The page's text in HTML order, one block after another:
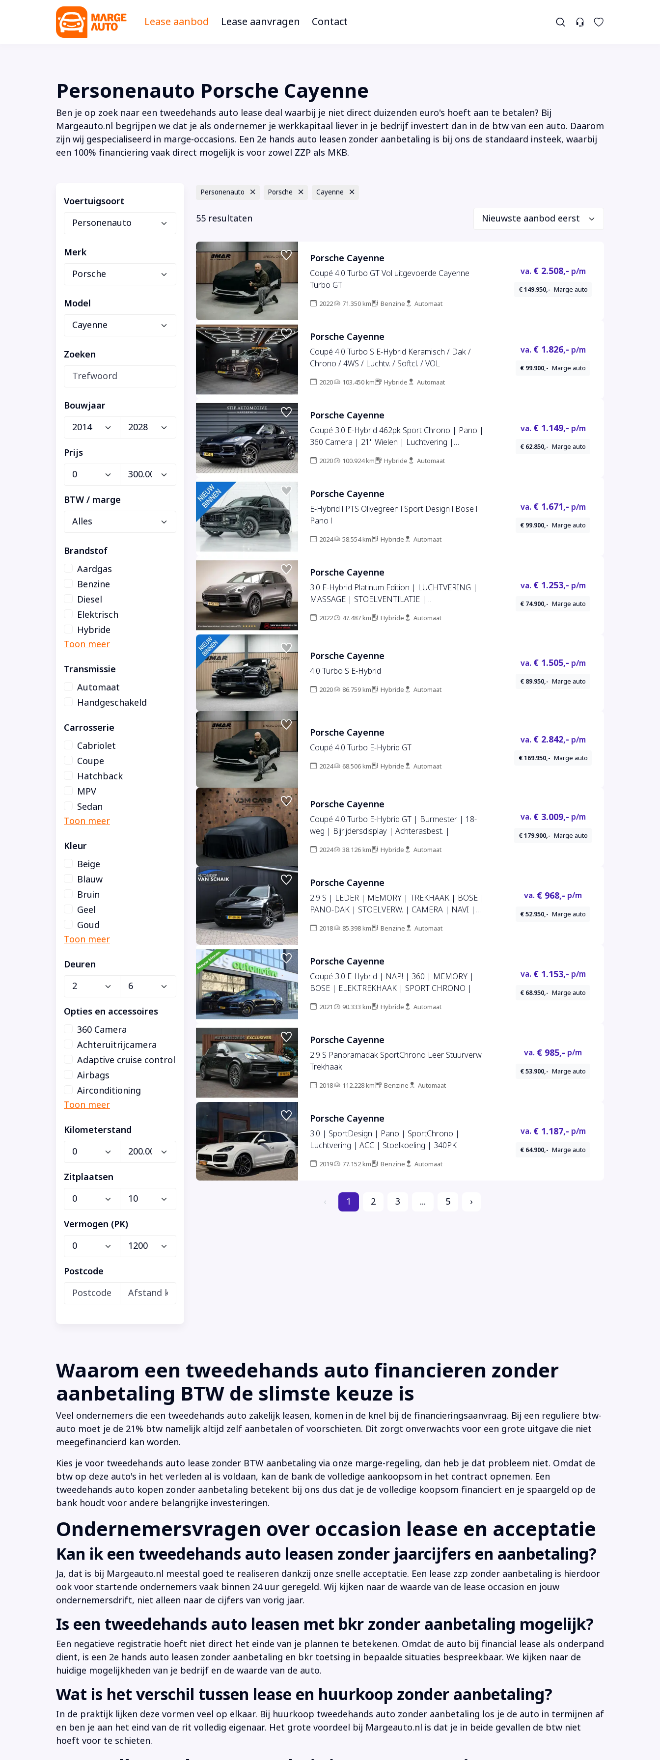
Lease aanbod Lease aanvragen Contact
Personenauto Porsche Cayenne
Ben je op zoek naar een tweedehands auto lease deal waarbij je niet direct duizenden euro's hoeft aan te betalen? Bij
Margeauto.nl begrijpen we dat je als ondernemer je werkkapitaal liever in je bedrijf investert dan in de btw van een auto. Daarom
zijn wij gespecialiseerd in marge-occasions. Een 2e hands auto leasen zonder aanbetaling is bij ons de standaard insteek, waarbij
een 100% financiering vaak direct mogelijk is voor zowel ZZP als MKB.
Voertuigsoort
Merk
Model
Zoeken
Bouwjaar
Prijs
BTW / marge
Brandstof
Aardgas
Benzine
Diesel
Elektrisch
Hybride
Transmissie
Automaat
Handgeschakeld
Carrosserie
Cabriolet
Coupe
Hatchback
MPV
Sedan
Kleur
Beige
Blauw
Bruin
Geel
Goud
Deuren
Opties en accessoires
360 Camera
Achteruitrijcamera
Adaptive cruise control
Airbags
Airconditioning
Kilometerstand
Zitplaatsen
Vermogen (PK)
Postcode
Personenauto Porsche Cayenne
55 resultaten
Porsche Cayenne
Coupé 4.0 Turbo GT Vol uitgevoerde Cayenne
Turbo GT
2022 71.350 km Benzine Automaat
va. € 2.508,- p/m
€ 149.950,- Marge auto
Porsche Cayenne
Coupé 4.0 Turbo S E-Hybrid Keramisch / Dak /
Chrono / 4WS / Luchtv. / Softcl. / VOL
2020 103.450 km Hybride Automaat
va. € 1.826,- p/m
€ 99.900,- Marge auto
Porsche Cayenne
Coupé 3.0 E-Hybrid 462pk Sport Chrono | Pano |
360 Camera | 21'' Wielen | Luchtvering |
| LED Achterlichten donker |
2020 100.924 km Hybride Automaat
va. € 1.149,- p/m
€ 62.850,- Marge auto
Porsche Cayenne
E-Hybrid l PTS Olivegreen l Sport Design l Bose l
Pano l
2024 58.554 km Hybride Automaat
va. € 1.671,- p/m
€ 99.900,- Marge auto
Porsche Cayenne
3.0 E-Hybrid Platinum Edition | LUCHTVERING |
MASSAGE | STOELVENTILATIE |
2022 47.487 km Hybride Automaat
va. € 1.253,- p/m
€ 74.900,- Marge auto
Porsche Cayenne
4.0 Turbo S E-Hybrid
2020 86.759 km Hybride Automaat
va. € 1.505,- p/m
€ 89.950,- Marge auto
Porsche Cayenne
Coupé 4.0 Turbo E-Hybrid GT
2024 68.506 km Hybride Automaat
va. € 2.842,- p/m
€ 169.950,- Marge auto
Porsche Cayenne
Coupé 4.0 Turbo E-Hybrid GT | Burmester | 18-
weg | Bijrijdersdisplay | Achterasbest. |
2024 38.126 km Hybride Automaat
va. € 3.009,- p/m
€ 179.900,- Marge auto
Porsche Cayenne
2.9 S | LEDER | MEMORY | TREKHAAK | BOSE |
PANO-DAK | STOELVERW. | CAMERA | NAVI |
2018 85.398 km Benzine Automaat
va. € 968,- p/m
€ 52.950,- Marge auto
Porsche Cayenne
Coupé 3.0 E-Hybrid | NAP! | 360 | MEMORY |
BOSE | ELEK.TREKHAAK | SPORT CHRONO |
2021 90.333 km Hybride Automaat
va. € 1.153,- p/m
€ 68.950,- Marge auto
Porsche Cayenne
2.9 S Panoramadak SportChrono Leer Stuurverw.
Trekhaak
2018 112.228 km Benzine Automaat
va. € 985,- p/m
€ 53.900,- Marge auto
Porsche Cayenne
3.0 | SportDesign | Pano | SportChrono |
Luchtvering | ACC | Stoelkoeling | 340PK
2019 77.152 km Benzine Automaat
va. € 1.187,- p/m
€ 64.900,- Marge auto
‹ 1 2 3 ... 5 ›
Waarom een tweedehands auto financieren zonder
aanbetaling BTW de slimste keuze is
Veel ondernemers die een tweedehands auto zakelijk leasen, komen in de knel bij de financieringsaanvraag. Bij een reguliere btw-
auto moet je de 21% btw namelijk altijd zelf aanbetalen of voorschieten. Dit zorgt onverwachts voor een grote uitgave die niet
meegefinancierd kan worden.
Kies je voor tweedehands auto lease zonder BTW aanbetaling via onze marge-regeling, dan heb je dat probleem niet. Omdat de
btw op deze auto's in het verleden al is voldaan, kan de bank de volledige aankoopsom in het contract opnemen. Een
tweedehands auto kopen zonder aanbetaling betekent bij ons dus dat je de volledige koopsom financiert en je spaargeld op de
bank houdt voor andere belangrijke investeringen.
Ondernemersvragen over occasion lease en acceptatie
Kan ik een tweedehands auto leasen zonder jaarcijfers en aanbetaling?
Ja, dat is bij Margeauto.nl meestal goed te realiseren dankzij onze snelle acceptatie. Een lease zzp zonder aanbetaling is hierdoor
ook voor startende ondernemers vaak binnen 24 uur geregeld. Wij kijken naar de waarde van de lease occasion en jouw
ondernemersdrift, niet alleen naar de cijfers van vorig jaar.
Is een tweedehands auto leasen met bkr zonder aanbetaling mogelijk?
Een negatieve registratie hoeft niet direct het einde van je plannen te betekenen. Omdat de auto bij financial lease als onderpand
dient, is een 2e hands auto leasen zonder aanbetaling en bkr toetsing in bepaalde situaties bespreekbaar. We kijken naar de
huidige mogelijkheden van je bedrijf en de waarde van de auto.
Wat is het verschil tussen lease en huurkoop zonder aanbetaling?
In de praktijk lijken deze vormen veel op elkaar. Bij huurkoop tweedehands auto zonder aanbetaling los je de auto in termijnen af
en ben je aan het eind van de rit volledig eigenaar. Het grote voordeel bij Margeauto.nl is dat je in beide gevallen de btw niet
hoeft voor te schieten.